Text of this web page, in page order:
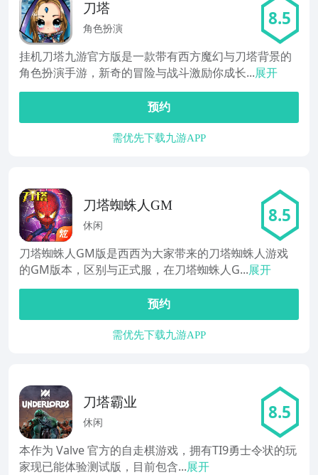
刀塔
角色扮演 8.5
挂机刀塔九游官方版是一款带有西方魔幻与刀塔背景的
角色扮演手游，新奇的冒险与战斗激励你成长...展开
预约
需优先下载九游APP
刀塔蜘蛛人GM
休闲 8.5
刀塔蜘蛛人GM版是西西为大家带来的刀塔蜘蛛人游戏
的GM版本，区别与正式服，在刀塔蜘蛛人G...展开
预约
需优先下载九游APP
刀塔霸业
休闲 8.5
本作为 Valve 官方的自走棋游戏，拥有TI9勇士令状的玩
家现已能体验测试版，目前包含...展开